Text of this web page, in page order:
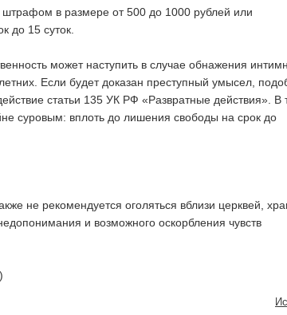
в размере от 500 до 1000 рублей или
до 15 суток.
может наступить в случае обнажения
Если будет доказан преступный умысел,
статьи 135 УК РФ «Развратные действия». В
суровым: вплоть до лишения свободы на срок до
не рекомендуется оголяться вблизи церквей,
и возможного оскорбления чувств